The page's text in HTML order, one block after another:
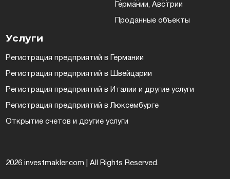
Германии, Австрии
Проданные объекты
Услуги
Регистрация предприятий в Германии
Регистрация предприятий в Швейцарии
Регистрация предприятий в Италии и другие услуги
Регистрация предприятий в Люксембурге
Открытие счетов и другие услуги
2026 investmakler.com | All Rights Reserved.